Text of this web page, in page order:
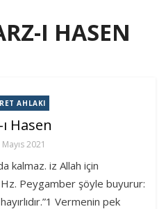
I HASEN
AHLAKI
Hasen
2021
kalmaz. iz Allah için
Peygamber şöyle buyurur:
Vermenin pek